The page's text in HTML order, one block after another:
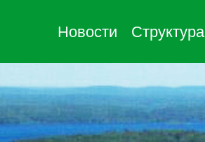
Новости Структура